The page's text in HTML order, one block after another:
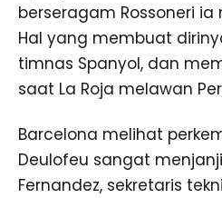
berseragam Rossoneri
Hal yang membuat
timnas Spanyol, dan
saat La Roja melawan
Barcelona melihat
Deulofeu sangat
Fernandez, sekretaris